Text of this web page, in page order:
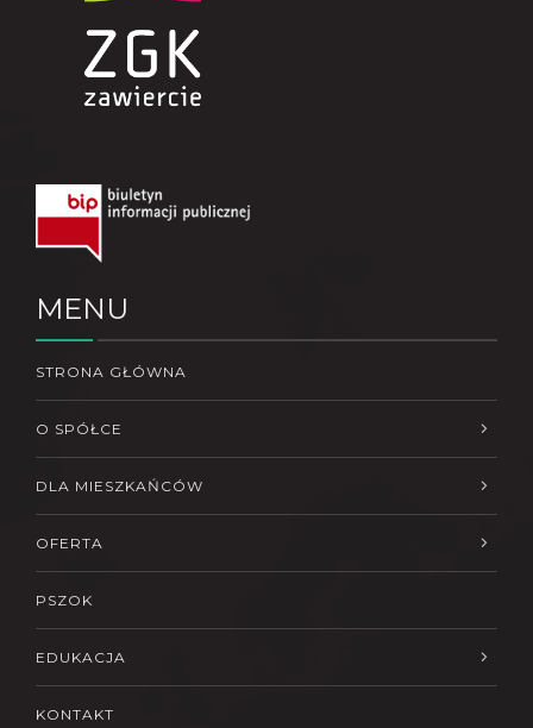
MENU
STRONA GŁÓWNA
O SPÓŁCE
DLA MIESZKAŃCÓW
OFERTA
PSZOK
EDUKACJA
KONTAKT